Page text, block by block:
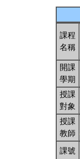
課程
名稱
開課
學期
授課
對象
授課
教師
課號